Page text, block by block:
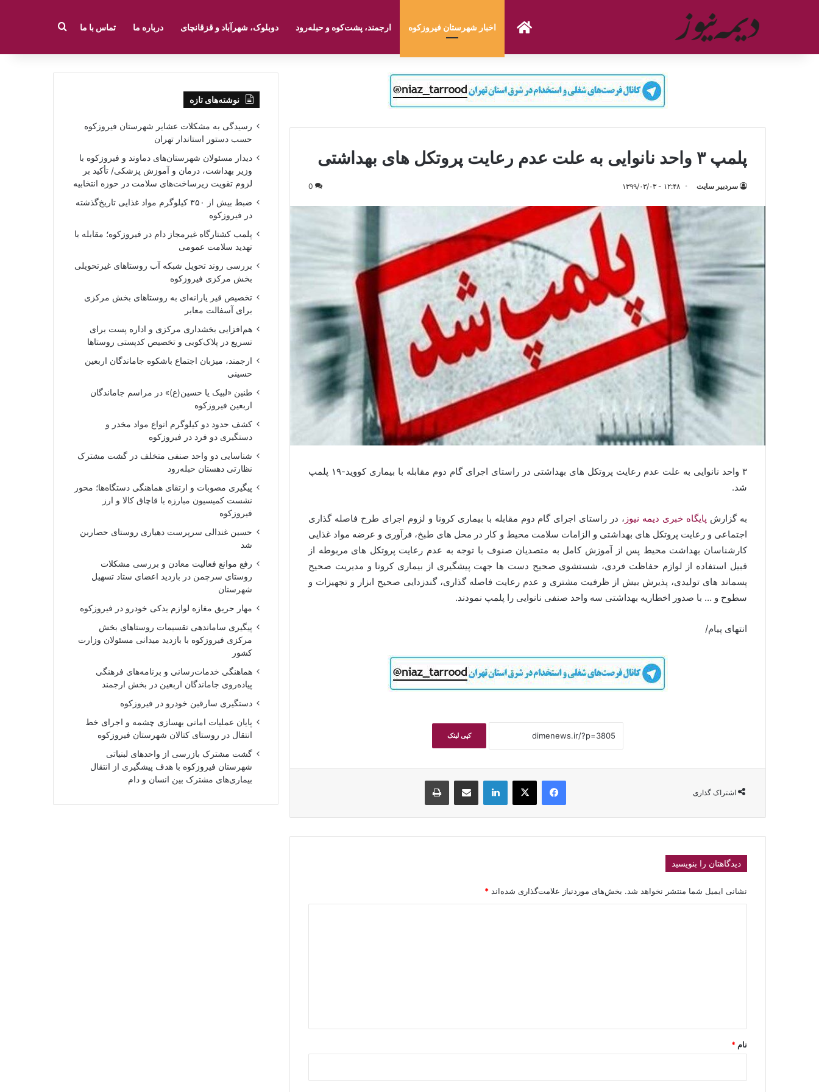
صفحه نخست
اخبار شهرستان فیروزکوه ارجمند، پشت‌کوه و حبله‌رود دوبلوک، شهرآباد و قزقانچای درباره ما تماس با ما جستجو برای
پلمپ ۳ واحد نانوایی به علت عدم رعایت پروتکل های بهداشتی
سردبیر سایت ۱۲:۴۸ - ۱۳۹۹/۰۳/۰۳ 0
۳ واحد نانوایی به علت عدم رعایت پروتکل های بهداشتی در راستای اجرای گام دوم مقابله با بیماری کووید-۱۹ پلمپ
شد.
به گزارش پایگاه خبری دیمه نیوز ، در راستای اجرای گام دوم مقابله با بیماری کرونا و لزوم اجرای طرح فاصله گذاری
اجتماعی و رعایت پروتکل های بهداشتی و الزامات سلامت محیط و کار در محل های طبخ، فرآوری و عرضه مواد غذایی
کارشناسان بهداشت محیط پس از آموزش کامل به متصدیان صنوف با توجه به عدم رعایت پروتکل های مربوطه از
قبیل استفاده از لوازم حفاظت فردی، شستشوی صحیح دست ها جهت پیشگیری از بیماری کرونا و مدیریت صحیح
پسماند های تولیدی، پذیرش بیش از ظرفیت مشتری و عدم رعایت فاصله گذاری، گندزدایی صحیح ابزار و تجهیزات و
سطوح و … با صدور اخطاریه بهداشتی سه واحد صنفی نانوایی را پلمپ نمودند.
انتهای پیام/
کپی لینک
اشتراک گذاری
فیسبوکایکس لینکداین اشتراک گذاری با ایمیل چاپ
دیدگاهتان را بنویسید
نشانی ایمیل شما منتشر نخواهد شد. بخش‌های موردنیاز علامت‌گذاری شده‌اند *
نام *
نوشته‌های تازه
رسیدگی به مشکلات عشایر شهرستان فیروزکوه
حسب دستور استاندار تهران
دیدار مسئولان شهرستان‌های دماوند و فیروزکوه با
وزیر بهداشت، درمان و آموزش پزشکی/ تأکید بر
لزوم تقویت زیرساخت‌های سلامت در حوزه انتخابیه
ضبط بیش از ۳۵۰ کیلوگرم مواد غذایی تاریخ‌گذشته
در فیروزکوه
پلمب کشتارگاه غیرمجاز دام در فیروزکوه؛ مقابله با
تهدید سلامت عمومی
بررسی روند تحویل شبکه آب روستاهای غیرتحویلی
بخش مرکزی فیروزکوه
تخصیص قیر یارانه‌ای به روستاهای بخش مرکزی
برای آسفالت معابر
هم‌افزایی بخشداری مرکزی و اداره پست برای
تسریع در پلاک‌کوبی و تخصیص کدپستی روستاها
ارجمند، میزبان اجتماع باشکوه جاماندگان اربعین
حسینی
طنین «لبیک یا حسین(ع)» در مراسم جاماندگان
اربعین فیروزکوه
کشف حدود دو کیلوگرم انواع مواد مخدر و
دستگیری دو فرد در فیروزکوه
شناسایی دو واحد صنفی متخلف در گشت مشترک
نظارتی دهستان حبله‌رود
پیگیری مصوبات و ارتقای هماهنگی دستگاه‌ها؛ محور
نشست کمیسیون مبارزه با قاچاق کالا و ارز
فیروزکوه
حسین غندالی سرپرست دهیاری روستای حصاربن
شد
رفع موانع فعالیت معادن و بررسی مشکلات
روستای سرچمن در بازدید اعضای ستاد تسهیل
شهرستان
مهار حریق مغازه لوازم یدکی خودرو در فیروزکوه
پیگیری ساماندهی تقسیمات روستاهای بخش
مرکزی فیروزکوه با بازدید میدانی مسئولان وزارت
کشور
هماهنگی خدمات‌رسانی و برنامه‌های فرهنگی
پیاده‌روی جاماندگان اربعین در بخش ارجمند
دستگیری سارقین خودرو در فیروزکوه
پایان عملیات امانی بهسازی چشمه و اجرای خط
انتقال در روستای کتالان شهرستان فیروزکوه
گشت مشترک بازرسی از واحدهای لبنیاتی
شهرستان فیروزکوه با هدف پیشگیری از انتقال
بیماری‌های مشترک بین انسان و دام